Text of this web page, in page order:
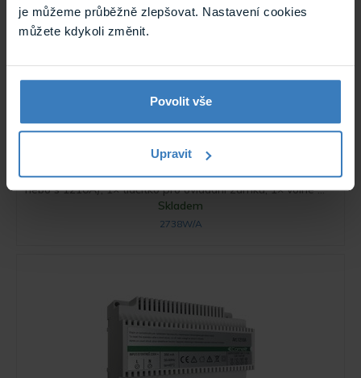
je můžeme průběžně zlepšovat. Nastavení cookies
můžete kdykoli změnit.
Povolit vše
Upravit
Comelit 2738W/A audiotelefon se
Audio telefon se sluchátkem 2738W/A, určený pro SB2
2vodičový smíšený audiovideo systém (použití s 4888C
nebo s 1210A), 1× tlačítko pro ovládání zámku, 1× volné ...
Skladem
2738W/A